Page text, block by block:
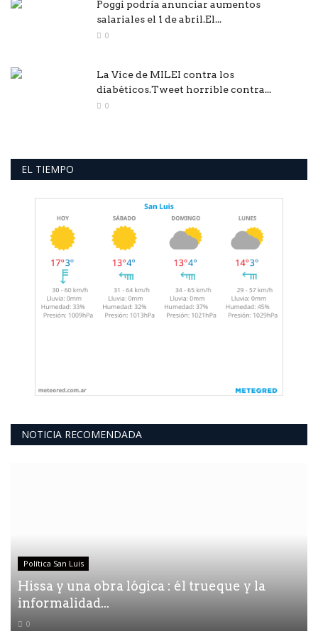
Poggi podría anunciar aumentos
salariales el 1 de abril.El...
0
La Vice de MILEI contra los
diabéticos.Tweet horrible contra...
0
EL TIEMPO
NOTICIA RECOMENDADA
Política San Luis
Hissa y una obra lógica : él trueque y la
informalidad...
0